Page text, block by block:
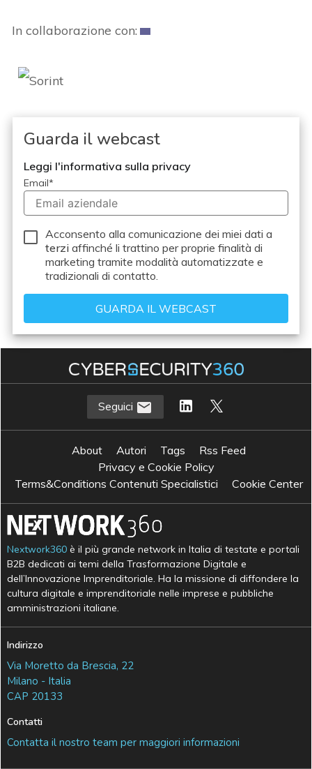
In collaborazione con:
Guarda il webcast
Leggi l'informativa sulla privacy
Email*
Acconsento alla comunicazione dei miei dati a
terzi affinché li trattino per proprie finalità di
marketing tramite modalità automatizzate e
tradizionali di contatto.
Seguici
About Autori Tags
Rss Feed
Privacy e Cookie Policy
Terms&Conditions Contenuti Specialistici
Cookie Center
Nextwork360 è il più grande network in Italia di testate e portali
B2B dedicati ai temi della Trasformazione Digitale e
dell’Innovazione Imprenditoriale. Ha la missione di diffondere la
cultura digitale e imprenditoriale nelle imprese e pubbliche
amministrazioni italiane.
Indirizzo
Via Moretto da Brescia, 22
Milano - Italia
CAP 20133
Contatti
Contatta il nostro team per maggiori informazioni